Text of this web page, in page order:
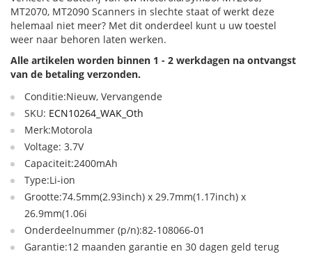
MT2070, MT2090 Scanners in slechte staat of werkt deze
helemaal niet meer? Met dit onderdeel kunt u uw toestel
weer naar behoren laten werken.
Alle artikelen worden binnen 1 - 2 werkdagen na ontvangst
van de betaling verzonden.
Conditie:Nieuw, Vervangende
SKU: ECN10264_WAK_Oth
Merk:Motorola
Voltage: 3.7V
Capaciteit:2400mAh
Type:Li-ion
Grootte:74.5mm(2.93inch) x 29.7mm(1.17inch) x
26.9mm(1.06i
Onderdeelnummer (p/n):82-108066-01
Garantie:12 maanden garantie en 30 dagen geld terug